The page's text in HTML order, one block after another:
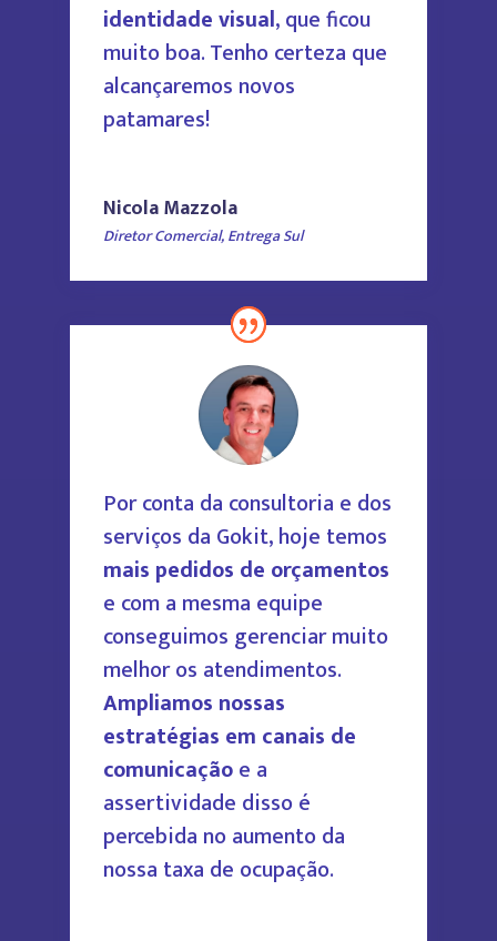
identidade visual, que ficou
muito boa.Tenho certeza que
alcançaremos novos
patamares!
Nicola Mazzola
Diretor Comercial,Entrega Sul
Por conta da consultoria e dos
serviços da Gokit, hoje temos
mais pedidos de orçamentos
e com a mesma equipe
conseguimos gerenciar muito
melhor os atendimentos.
Ampliamos nossas
estratégias em canais de
comunicaçãoe a
assertividade disso é
percebida no aumento da
nossa taxa de ocupação.